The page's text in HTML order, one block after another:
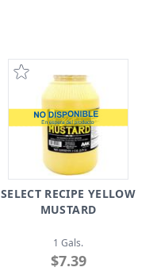
SELECT RECIPE YELLOW
MUSTARD
1 Gals.
$7.39